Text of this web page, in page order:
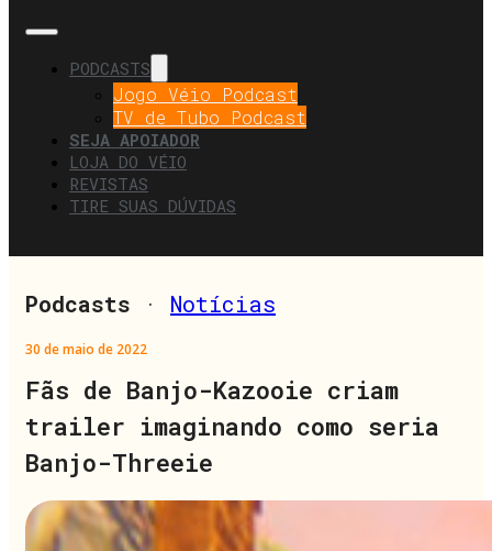
PODCASTS
Jogo Véio Podcast
TV de Tubo Podcast
SEJA APOIADOR
LOJA DO VÉIO
REVISTAS
TIRE SUAS DÚVIDAS
Podcasts · Notícias
30 de maio de 2022
Fãs de Banjo-Kazooie criam
trailer imaginando como seria
Banjo-Threeie